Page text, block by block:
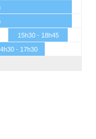
15h30 - 18h45
- 17h30